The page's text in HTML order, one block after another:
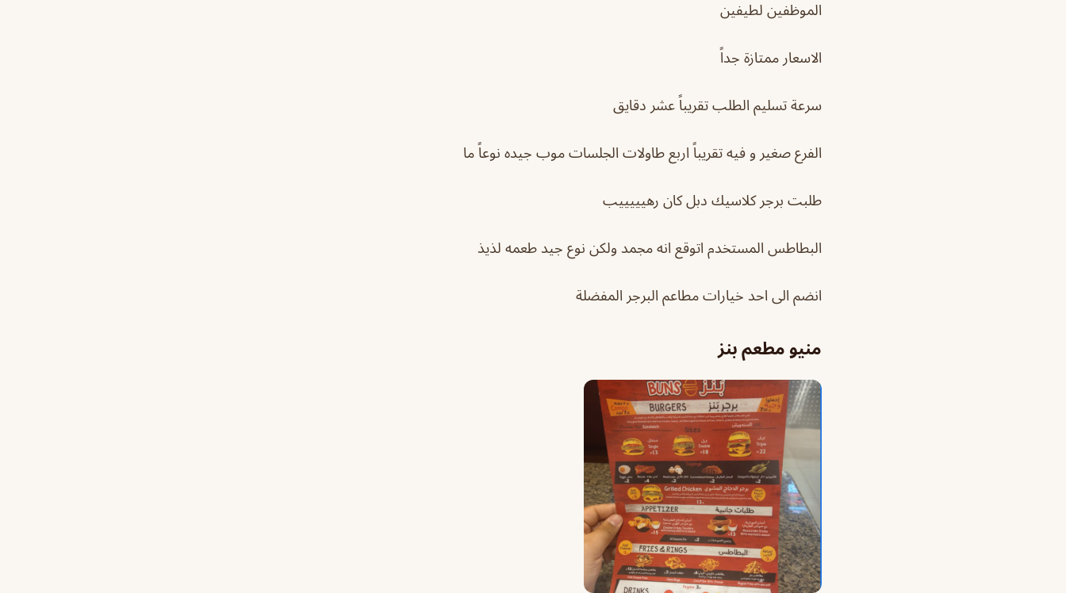
الموظفين لطيفين
الاسعار ممتازة جداً
سرعة تسليم الطلب تقريباً عشر دقايق
الفرع صغير و فيه تقريباً اربع طاولات الجلسات موب جيده نوعاً ما
طلبت برجر كلاسيك دبل كان رهيييييب
البطاطس المستخدم اتوقع انه مجمد ولكن نوع جيد طعمه لذيذ
انضم الى احد خيارات مطاعم البرجر المفضلة
منيو مطعم بنز